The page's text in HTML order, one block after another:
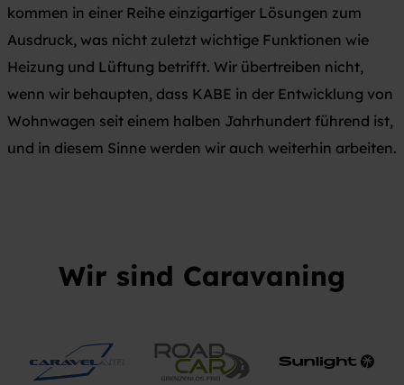
kommen in einer Reihe einzigartiger Lösungen zum
Ausdruck, was nicht zuletzt wichtige Funktionen wie
Heizung und Lüftung betrifft. Wir übertreiben nicht,
wenn wir behaupten, dass KABE in der Entwicklung von
Wohnwagen seit einem halben Jahrhundert führend ist,
und in diesem Sinne werden wir auch weiterhin arbeiten.
Wir sind Caravaning